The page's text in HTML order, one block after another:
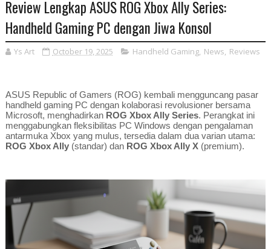
Review Lengkap ASUS ROG Xbox Ally Series:
Handheld Gaming PC dengan Jiwa Konsol
Ys Art October 19, 2025 Handheld Gaming, News, Reviews
ASUS Republic of Gamers (ROG) kembali mengguncang pasar
handheld gaming PC dengan kolaborasi revolusioner bersama
Microsoft, menghadirkan ROG Xbox Ally Series. Perangkat ini
menggabungkan fleksibilitas PC Windows dengan pengalaman
antarmuka Xbox yang mulus, tersedia dalam dua varian utama:
ROG Xbox Ally(standar) dan ROG Xbox Ally X(premium).